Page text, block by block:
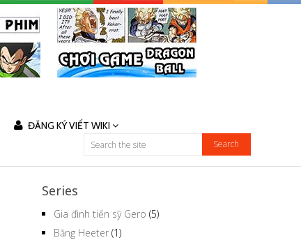
ĐĂNG KÝ VIẾT WIKI
Series
Gia đình tiến sỹ Gero (5)
Băng Heeter (1)